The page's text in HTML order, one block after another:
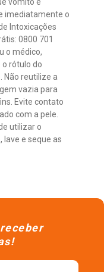
vômito e
imediatamente o
Intoxicações
0800 701
o médico,
o rótulo do
Não reutilize a
vazia para
Evite contato
com a pele.
utilizar o
lave e seque as